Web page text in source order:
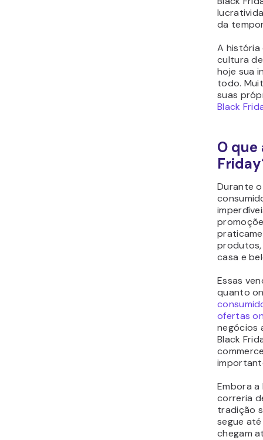
da
A história
cultura
hoje sua
todo.
suas
Black
O
Durante
produtos,
casa e
Essas
quanto
ofertas
negócios
Black
Embora a
correria
tradição
segue
chegam